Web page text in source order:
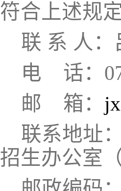
符合上述规
联 系 人
电
话：
邮
箱：
联系地址
招生办公室